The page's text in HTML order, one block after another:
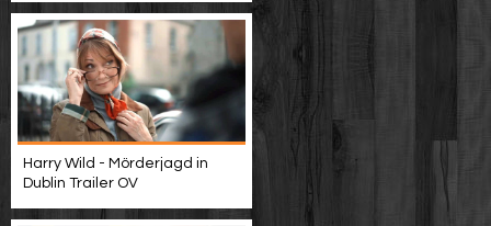
Harry Wild - Mörderjagd in
Dublin Trailer OV